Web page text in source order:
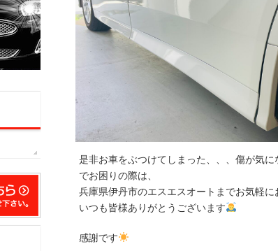
是非お車をぶつけてしまった、、、傷が気
でお困りの際は、
兵庫県伊丹市のエスエスオートまでお気軽
いつも皆様ありがとうございます
感謝です